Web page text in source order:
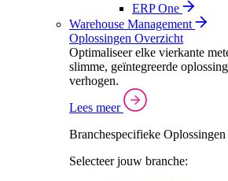
ERP One
Warehouse Management
Oplossingen Overzicht
Optimaliseer elke vierkante
slimme, geïntegreerde
verhogen.
Lees meer
Branchespecifieke Oplossingen
Selecteer jouw branche: